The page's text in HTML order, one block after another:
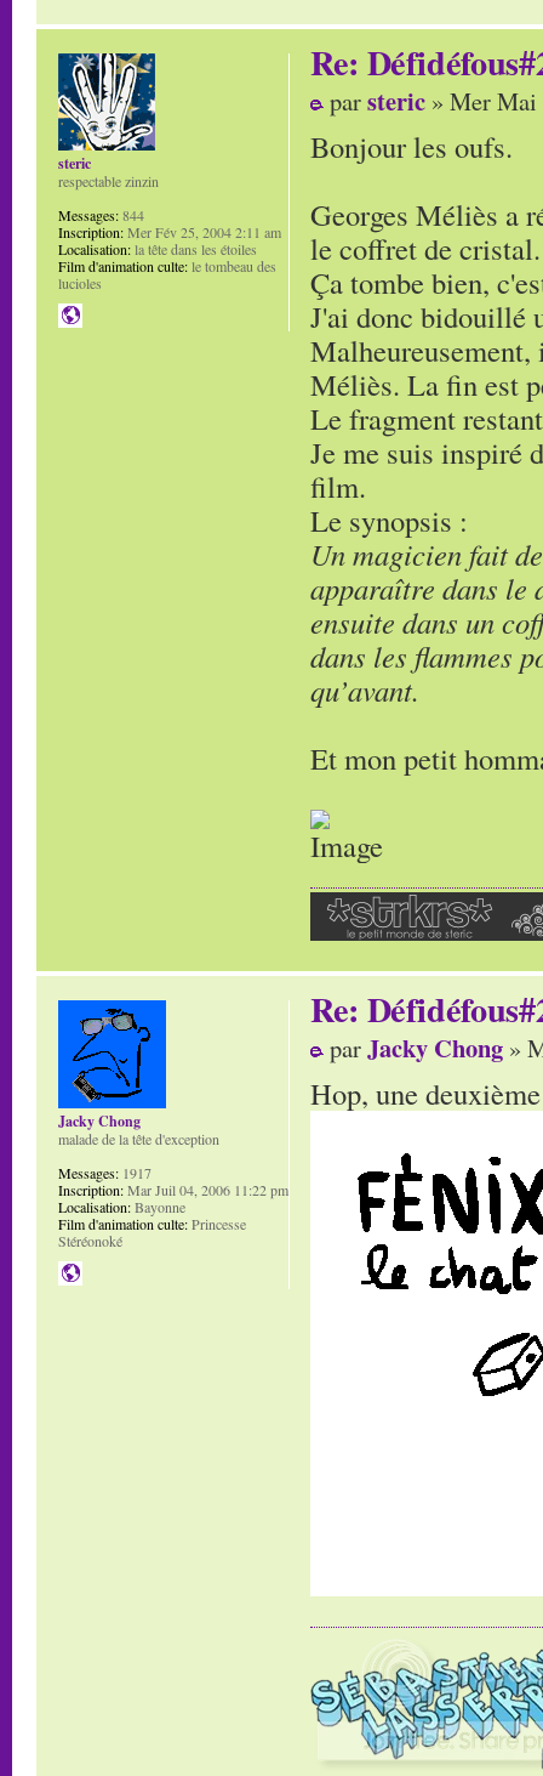
Re:
parsteric » Mer Mai
Bonjour les oufs.
Georges Méliès a
le coffret de cristal.
Ça tombe bien,
J'ai donc bidouillé
Méliès. La fin est
Le fragment
Je me suis inspiré
film.
Le synopsis :
Un magicien fait
apparaître dans le
ensuite dans un
dans les flammes
qu’avant.
Et mon petit
steric
respectable zinzin
Messages:844
Inscription:Mer Fév 25, 2004 2:11 am
Localisation:la tête dans les étoiles
Film d'animation culte:le tombeau des
lucioles
Re:
parJacky Chong »
Hop, une
Jacky Chong
malade de la tête d'exception
Messages: 1917
Inscription:Mar Juil 04, 2006 11:22 pm
Localisation:Bayonne
Film d'animation culte:Princesse
Stéréonoké